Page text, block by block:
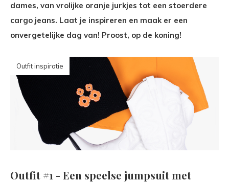
dames, van vrolijke oranje jurkjes tot een stoerdere
cargo jeans. Laat je inspireren en maak er een
onvergetelijke dag van! Proost, op de koning!
Outfit inspiratie
Outfit #1 - Een speelse jumpsuit met